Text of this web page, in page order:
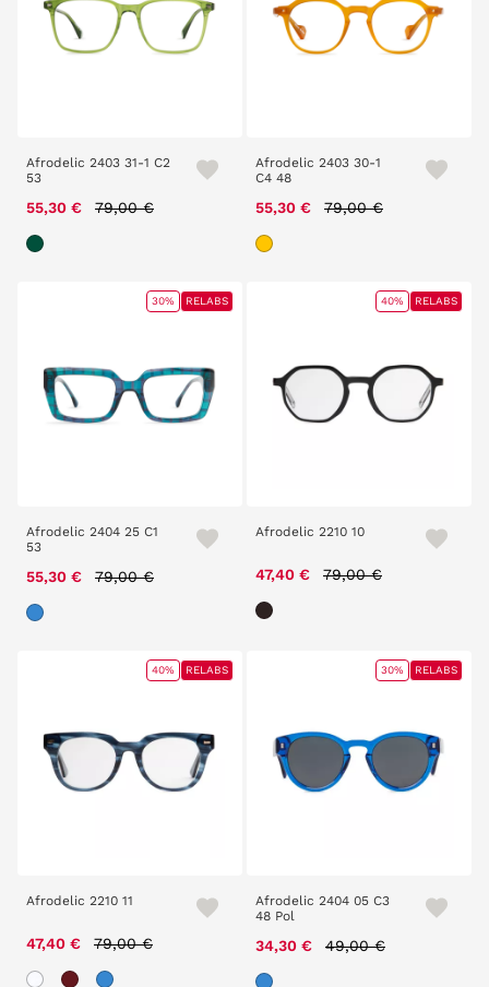
Afrodelic 2403 31-1 C2
53
55,30 € Price reduced from
79,00 €
Afrodelic 2403 30-1
C4 48
55,30 € Price reduced from
79,00 €
Afrodelic 2404 25 C1
53
55,30 € Price reduced from
79,00 €
30% RELABS
Afrodelic 2210 10
47,40 € Price reduced from
79,00 €
40% RELABS
Afrodelic 2210 11
47,40 € Price reduced from
79,00 €
40% RELABS
Afrodelic 2404 05 C3
48 Pol
34,30 € Price reduced from
49,00 €
30% RELABS